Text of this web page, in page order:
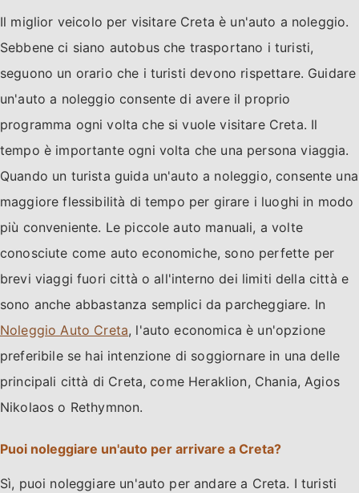
Il miglior veicolo per visitare Creta è un'auto a noleggio.
Sebbene ci siano autobus che trasportano i turisti,
seguono un orario che i turisti devono rispettare. Guidare
un'auto a noleggio consente di avere il proprio
programma ogni volta che si vuole visitare Creta. Il
tempo è importante ogni volta che una persona viaggia.
Quando un turista guida un'auto a noleggio, consente una
maggiore flessibilità di tempo per girare i luoghi in modo
più conveniente. Le piccole auto manuali, a volte
conosciute come auto economiche, sono perfette per
brevi viaggi fuori città o all'interno dei limiti della città e
sono anche abbastanza semplici da parcheggiare. In
Noleggio Auto Creta, l'auto economica è un'opzione
preferibile se hai intenzione di soggiornare in una delle
principali città di Creta, come Heraklion, Chania, Agios
Nikolaos o Rethymnon.
Puoi noleggiare un'auto per arrivare a Creta?
Sì, puoi noleggiare un'auto per andare a Creta. I turisti